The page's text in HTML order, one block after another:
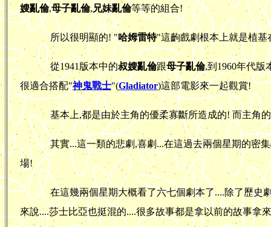
嫂亂倫,母子亂倫,兄妹亂倫等等的組合!
所以很明顯的! "哈姆雷特"這齣戲劇根本上就是植基
從1941版本中的叔嫂亂倫跟母子亂倫,到1960年代版
很適合搭配"神鬼戰士"(Gladiator)這部電影來一起觀賞!
基本上,都是由於主角的優柔寡斷所造成的! 而主角
其實...這一類的悲劇,喜劇...在這過去兩個星期的密
場!
在這幾兩個星期大概看了六七個劇本了....除了歷史
來說....莎士比亞也挺混的....很多故事都是拿以前的故事拿